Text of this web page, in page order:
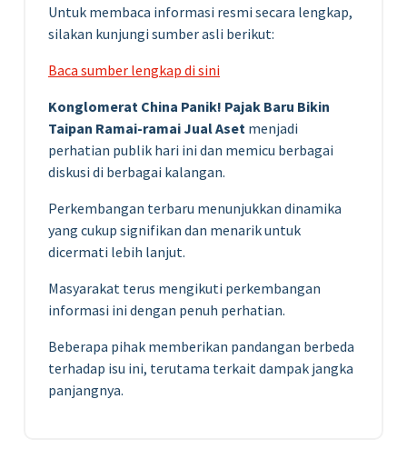
Untuk membaca informasi resmi secara lengkap,
silakan kunjungi sumber asli berikut:
Baca sumber lengkap di sini
Konglomerat China Panik! Pajak Baru Bikin
Taipan Ramai-ramai Jual Aset menjadi
perhatian publik hari ini dan memicu berbagai
diskusi di berbagai kalangan.
Perkembangan terbaru menunjukkan dinamika
yang cukup signifikan dan menarik untuk
dicermati lebih lanjut.
Masyarakat terus mengikuti perkembangan
informasi ini dengan penuh perhatian.
Beberapa pihak memberikan pandangan berbeda
terhadap isu ini, terutama terkait dampak jangka
panjangnya.